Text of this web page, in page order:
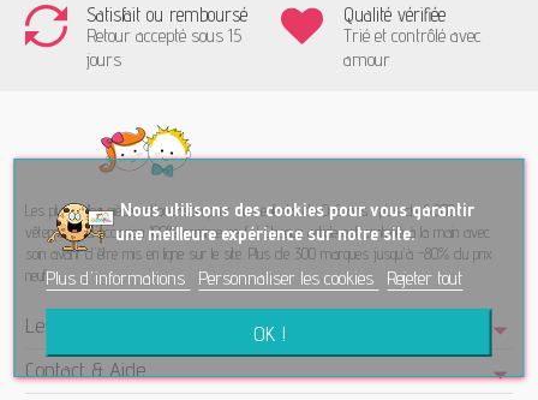
Satisfait ou remboursé
Retour accepté sous 15
jours
Qualité vérifiée
Trié et contrôlé avec
amour
Les plus belles pièces d'occasion pour vos enfants de 0-6 ans : plus de 6.000
vêtements d'occasion 100% comme neufs! Chaque article est contrôlé à la main avec
soin avant d'être mis en ligne sur le site. Plus de 300 marques jusqu'à -80% du prix
neuf.
Les Ptits Potes - Seconde main
Contact & Aide
Nous utilisons des cookies pour vous garantir
une meilleure expérience sur notre site.
Plus d'informations
Personnaliser les cookies Rejeter tout
OK !